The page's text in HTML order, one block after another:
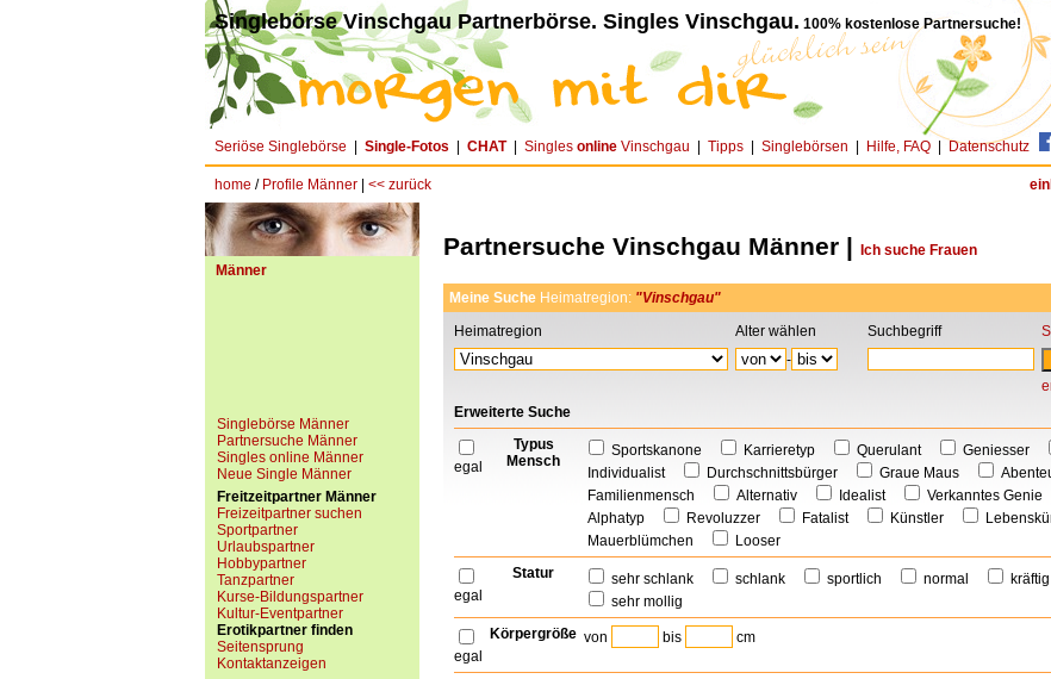
Singlebörse Vinschgau Partnerbörse. Singles Vinschgau. 100% kostenlose Partnersuche!
Seriöse Singlebörse Single-Fotos CHAT| Singles online Vinschgau Tipps Singlebörsen Hilfe, FAQ Datenschutz
home / Profile Männer << zurück
Männer
Singlebörse Männer
Partnersuche Männer
Singles online Männer
Neue Single Männer
Freitzeitpartner Männer
Freizeitpartner suchen
Sportpartner
Urlaubspartner
Hobbypartner
Tanzpartner
Kurse-Bildungspartner
Kultur-Eventpartner
Erotikpartner finden
Seitensprung
Kontaktanzeigen
Partnersuche Vinschgau Männer | Ich suche Frauen
Meine Suche Heimatregion: "Vinschgau"
Heimatregion
Alter wählen Suchbegriff
-
Erweiterte Suche
egal
Typus
Mensch
Sportskanone Karrieretyp Querulant
Geniesser
Individualist
Durchschnittsbürger Graue Maus
Familienmensch
Alternativ Idealist
Verkanntes Genie
Alphatyp
Revoluzzer Fatalist Künstler
Mauerblümchen
Looser
egal
Statur sehr schlank schlank sportlich normal
sehr mollig
egal
Körpergröße von bis cm